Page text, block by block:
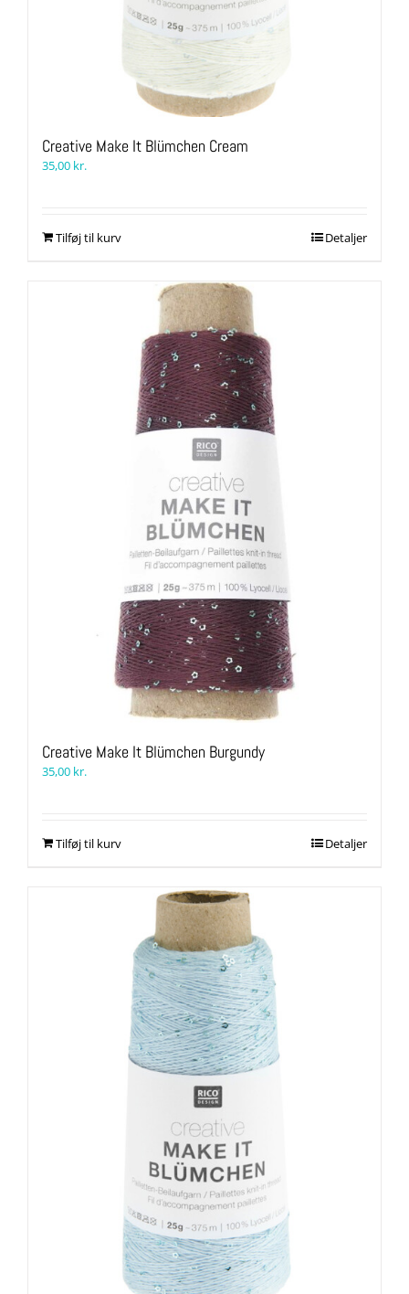
Creative Make It Blümchen Cream
35,00 kr.
Tilføj til kurv Detaljer
Creative Make It Blümchen Burgundy
35,00 kr.
Tilføj til kurv Detaljer